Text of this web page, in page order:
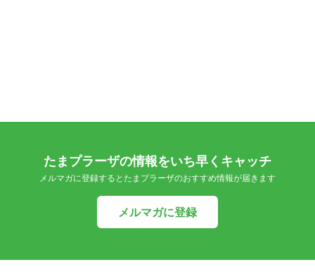
たまプラーザの情報をいち早くキャッチ
メルマガに登録するとたまプラーザのおすすめ情報が届きます
メルマガに登録